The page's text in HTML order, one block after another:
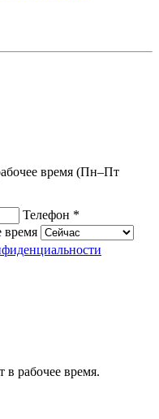
время (Пн–Пт
Телефон *
время
в рабочее время.